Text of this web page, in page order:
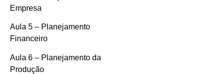
Empresa
Aula 5 – Planejamento
Financeiro
Aula 6 – Planejamento da
Produção